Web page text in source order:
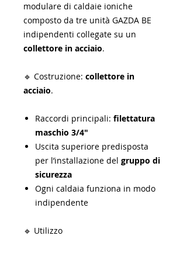
modulare di caldaie ioniche
composto da tre unità GAZDA BE
indipendenti collegate su un
collettore in acciaio.
🔹 Costruzione: collettore in
acciaio.
Raccordi principali: filettatura
maschio 3/4"
Uscita superiore predisposta
per l’installazione del gruppo di
sicurezza
Ogni caldaia funziona in modo
indipendente
🔹 Utilizzo